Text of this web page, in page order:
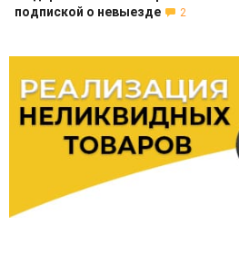
подпиской о невыезде
2